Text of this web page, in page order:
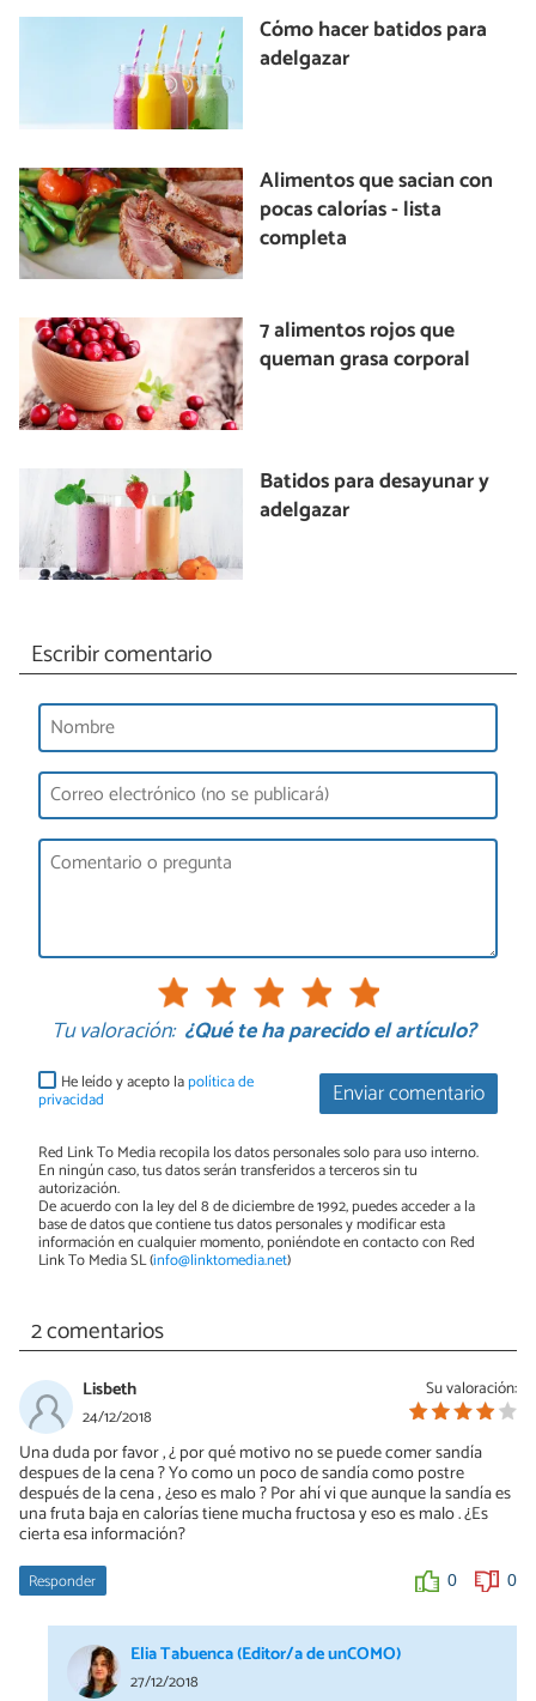
Cómo hacer batidos para
adelgazar
Alimentos que sacian con
pocas calorías - lista
completa
7 alimentos rojos que
queman grasa corporal
Batidos para desayunar y
adelgazar
Escribir comentario
Tu valoración: ¿Qué te ha parecido el artículo?
Enviar comentario
He leído y acepto lapolítica de
privacidad
Red Link To Media recopila los datos personales solo para uso interno.
En ningún caso, tus datos serán transferidos a terceros sin tu
autorización.
De acuerdo con la ley del 8 de diciembre de 1992, puedes acceder a la
base de datos que contiene tus datos personales y modificar esta
información en cualquier momento, poniéndote en contacto con Red
Link To Media SL (info@linktomedia.net)
2 comentarios
Su valoración:
Lisbeth
24/12/2018
Una duda por favor , ¿ por qué motivo no se puede comer sandía
despues de la cena ? Yo como un poco de sandía como postre
después de la cena ; ¿eso es malo ? Por ahí vi que aunque la sandía es
una fruta baja en calorías tiene mucha fructosa y eso es malo . ¿Es
cierta esa información?
Responder 0 0
Elia Tabuenca (Editor/a de unCOMO)
27/12/2018